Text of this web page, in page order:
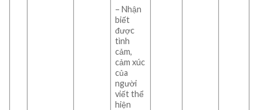
– Nhận
biết
được
tình
cảm,
cảm xúc
của
người
viết thể
hiện